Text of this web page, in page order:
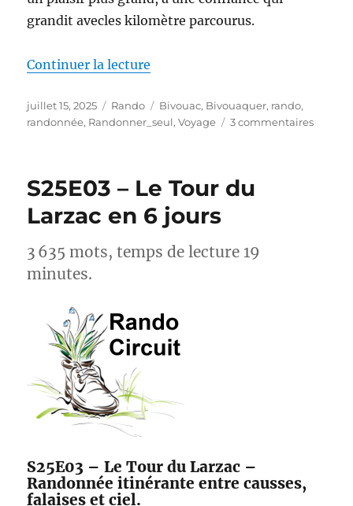
grandit avecles kilomètre parcourus.
Continuer la lecture
Publié
le
juillet 15, 2025 Catégories
Rando Étiquettes
Bivouac, Bivouaquer, rando,
randonnée, Randonner_seul,Voyage 3 commentairessur
S25E03 – Le Tour du
Larzac en 6 jours
3 635 mots, temps de lecture 19
minutes.
S25E03 – Le Tour du Larzac –
Randonnée itinérante entre causses,
falaises et ciel.